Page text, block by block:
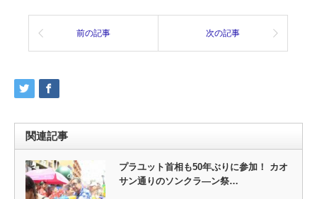
前の記事 次の記事
関連記事
プラユット首相も50年ぶりに参加！ カオ
サン通りのソンクラ―ン祭…